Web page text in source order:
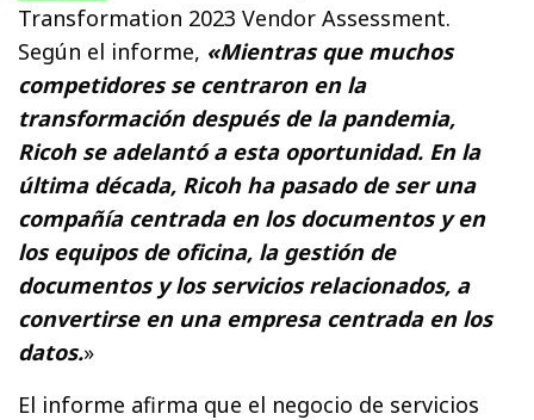
Transformation 2023 Vendor Assessment.
Según el informe, «Mientras que muchos
competidores se centraron en la
transformación después de la pandemia,
Ricoh se adelantó a esta oportunidad. En la
última década, Ricoh ha pasado de ser una
compañía centrada en los documentos y en
los equipos de oficina, la gestión de
documentos y los servicios relacionados, a
convertirse en una empresa centrada en los
datos.»
El informe afirma que el negocio de servicios